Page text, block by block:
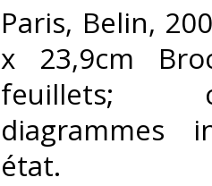
‎Paris, Belin,
x 23,9cm
feuillets;
diagrammes
état.‎